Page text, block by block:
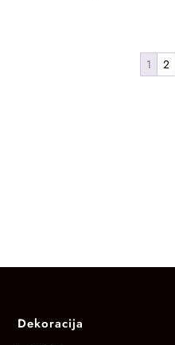
73.400,00 RSD
1 2
Dekoracija